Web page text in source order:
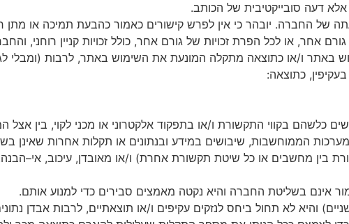
אלא דעה סובייקטיבית של הכותב.
של החברה. יובהר כי אין לפרש קישורים כאמור כהבעת תמיכה או מתן
גורם אחר, או לכל הפרת זכויות של גורם אחר, כולל זכויות קניין רוחני,
באתר ו/או כתוצאה מתקלה המונעת את השימוש באתר, לרבות (ומבלי
בעקיפין, כתוצאה:
כלשהם בקווי התקשורת ו/או בתפקוד אלקטרוני או מכני לקוי, בין אצל
הממוחשבות, שיבושים במידע ובנתונים או תקלות אחרות שאינן
בין מחשבים או כל שיטת תקשורת אחרת) ו/או מאובדן, עיכוב, אי–הבנה
אינם בשליטת החברה והיא נקטה מאמצים סבירים כדי למנוע אותם.
) והיא לא תחול ביחס לנזקים עקיפים ו/או תוצאתיים, לרבות אבדן